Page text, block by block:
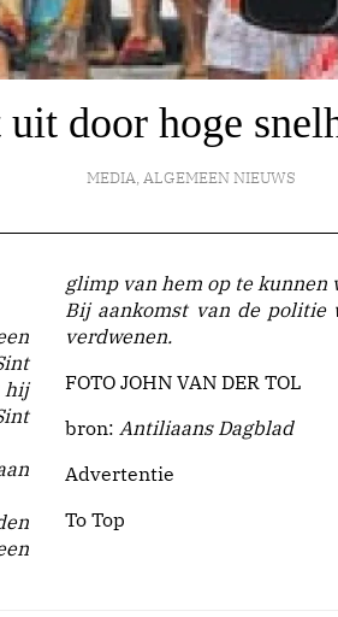
door hoge
MEDIA, ALGEMEEN NIEUWS
hij
glimp van hem op te kunnen
Bij aankomst van de politie
verdwenen.
FOTO JOHN VAN DER TOL
bron: Antiliaans Dagblad
Advertentie
To Top